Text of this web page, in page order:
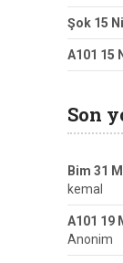
Şok 15
A101 15
Son
Bim 31
kemal
A101 19
Anonim